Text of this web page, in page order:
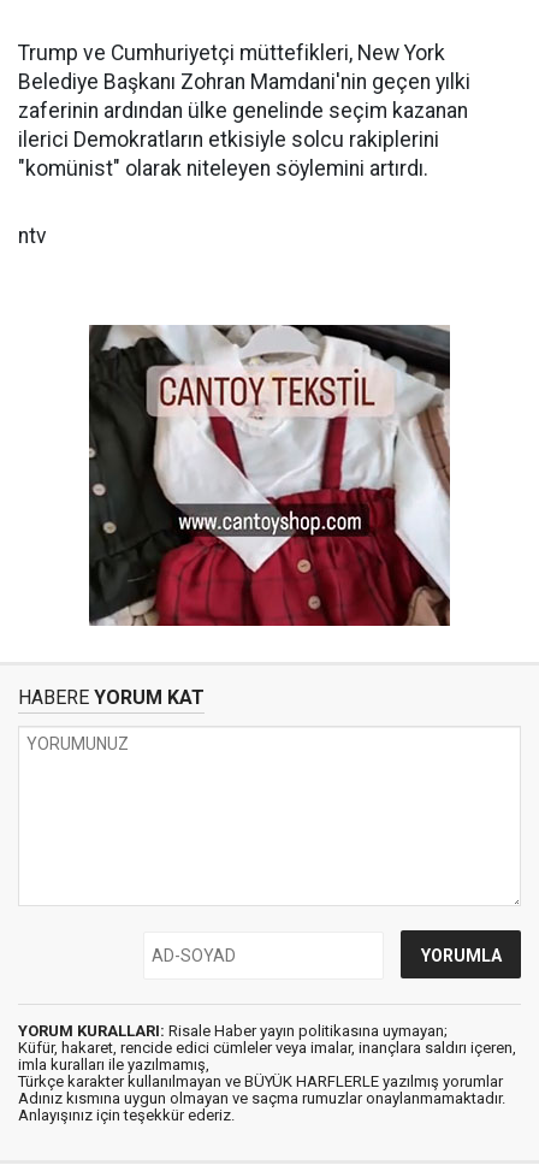
Trump ve Cumhuriyetçi müttefikleri, New York
Belediye Başkanı Zohran Mamdani'nin geçen yılki
zaferinin ardından ülke genelinde seçim kazanan
ilerici Demokratların etkisiyle solcu rakiplerini
"komünist" olarak niteleyen söylemini artırdı.
ntv
HABERE YORUM KAT
YORUM KURALLARI: Risale Haber yayın politikasına uymayan;
Küfür, hakaret, rencide edici cümleler veya imalar, inançlara saldırı içeren,
imla kuralları ile yazılmamış,
Türkçe karakter kullanılmayan ve BÜYÜK HARFLERLE yazılmış yorumlar
Adınız kısmına uygun olmayan ve saçma rumuzlar onaylanmamaktadır.
Anlayışınız için teşekkür ederiz.